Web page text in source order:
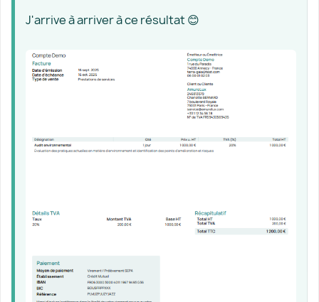
J'arrive à arriver à ce résultat 😊